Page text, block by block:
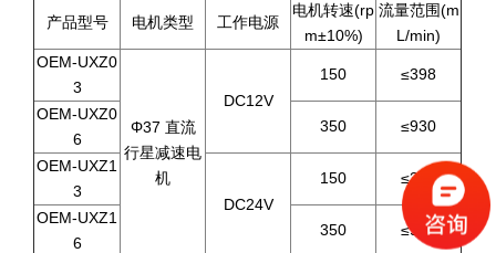
产品型号 电机类型 工作电源
电机转速(rp
m±10%)
流量范围(m
L/min)
OEM-UXZ0
3
Φ37 直流
行星减速电
机
DC12V
150 ≤398
OEM-UXZ0
6
350 ≤930
OEM-UXZ1
3
DC24V
150 ≤398
OEM-UXZ1
6
350 ≤930